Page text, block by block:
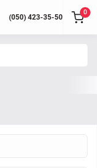
(050) 423-35-50
0